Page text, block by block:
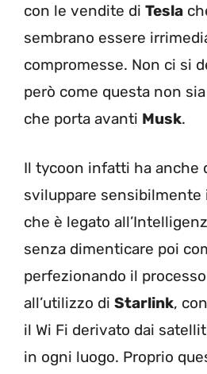
con le vendite di Tesla
sembrano essere
compromesse. Non ci si
però come questa non
che porta avanti Musk.
Il tycoon infatti ha anche
sviluppare
che è legato
senza dimenticare poi
perfezionando il
all’utilizzo di Starlink,
il Wi Fi derivato dai
in ogni luogo. Proprio